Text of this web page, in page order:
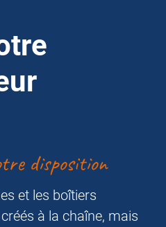
disposition
et les boîtiers
à la chaîne, mais